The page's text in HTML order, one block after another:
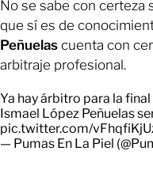
No se sabe con certeza
que sí es de
Peñuelas cuenta con
arbitraje profesional.
Ya hay árbitro para la
Ismael López Peñuelas
pic.twitter.com/
— Pumas En La Piel